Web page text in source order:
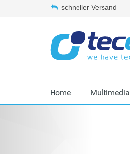
schneller Versand
Home Multimedia